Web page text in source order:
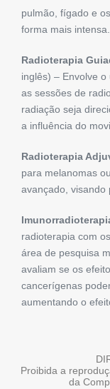
pulmão, fígado e
forma mais intensa.
Radioterapia
inglês) – Envolve
as sessões de
radiação seja
a influência do
Radioterapia
para melanomas
avançado, visando
radioterapia com
área de pesquisa
avaliam se os
cancerígenas
aumentando o
Proibida a
da